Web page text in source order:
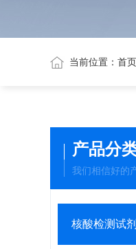
当前位置： 首页
产品分
我们相信好的
核酸检测试